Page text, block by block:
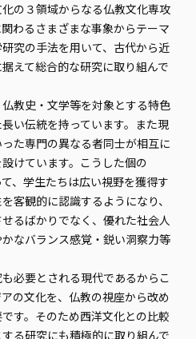
の３領域からなる仏教文化専攻
わるさまざまな事象からテーマ
究の手法を用いて、古代から近
えて総合的な研究に取り組んで
教史・文学等を対象とする特色
い伝統を持っています。また現
た専門の異なる者同士が相互に
けています。こうした個の
、学生たちは広い視野を獲得す
客観的に認識するようになり、
るばかりでなく、優れた社会人
なバランス感覚・鋭い洞察力等
必要とされる現代であるからこ
の文化を、仏教の視座から改め
す。そのため西洋文化との比較
る研究にも積極的に取り組んで